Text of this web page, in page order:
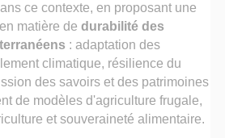
ce contexte, en proposant une
matière de durabilité des
: adaptation des
climatique, résilience du
des savoirs et des patrimoines
de modèles d'agriculture frugale,
et souveraineté alimentaire.